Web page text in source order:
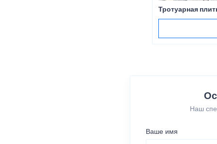
Тротуарная
Наш
Ваше имя